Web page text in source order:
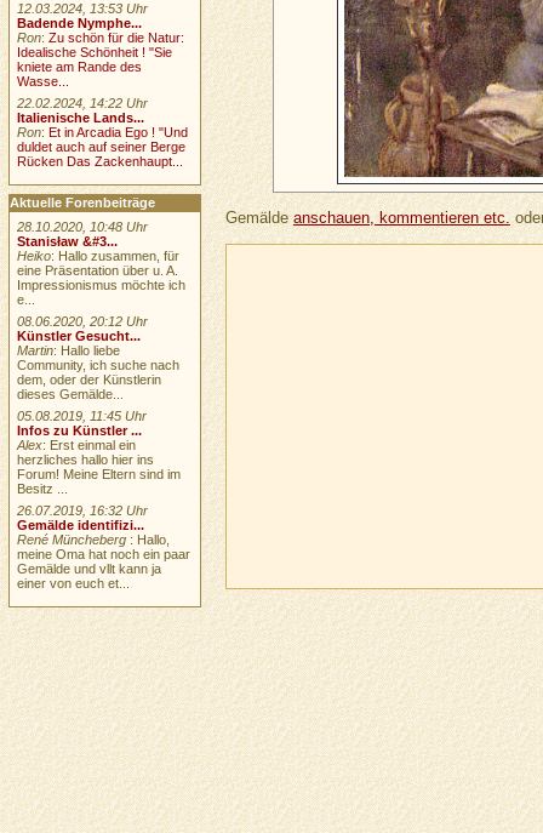
Gemäldeanschauen, kommentieren etc.
12.03.2024, 13:53 Uhr
Badende Nymphe...
Ron:Zu schön für die Natur:
Idealische Schönheit ! "Sie
kniete am Rande des
Wasse...
22.02.2024, 14:22 Uhr
Italienische Lands...
Ron:Et in Arcadia Ego ! "Und
duldet auch auf seiner Berge
Rücken Das Zackenhaupt...
Aktuelle Forenbeiträge
28.10.2020, 10:48 Uhr
Stanisław &#3...
Heiko: Hallo zusammen, für
eine Präsentation über u. A.
Impressionismus möchte ich
e...
08.06.2020, 20:12 Uhr
Künstler Gesucht...
Martin: Hallo liebe
Community, ich suche nach
dem, oder der Künstlerin
dieses Gemälde...
05.08.2019, 11:45 Uhr
Infos zu Künstler ...
Alex: Erst einmal ein
herzliches hallo hier ins
Forum! Meine Eltern sind im
Besitz ...
26.07.2019, 16:32 Uhr
Gemälde identifizi...
René Müncheberg : Hallo,
meine Oma hat noch ein paar
Gemälde und vllt kann ja
einer von euch et...